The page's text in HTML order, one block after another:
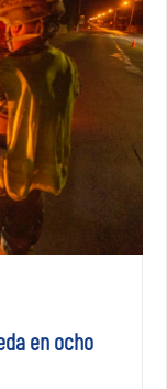
en ocho